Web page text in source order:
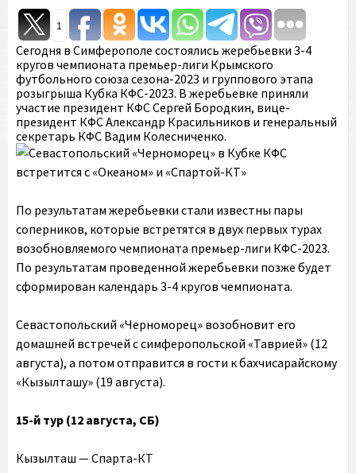
1
Сегодня в Симферополе состоялись жеребьевки 3-4
кругов чемпионата премьер-лиги Крымского
футбольного союза сезона-2023 и группового этапа
розыгрыша Кубка КФС-2023. В жеребьевке приняли
участие президент КФС Сергей Бородкин, вице-
президент КФС Александр Красильников и генеральный
секретарь КФС Вадим Колесниченко.
По результатам жеребьевки стали известны пары
соперников, которые встретятся в двух первых турах
возобновляемого чемпионата премьер-лиги КФС-2023.
По результатам проведенной жеребьевки позже будет
сформирован календарь 3-4 кругов чемпионата.
Севастопольский «Черноморец» возобновит его
домашней встречей с симферопольской «Таврией» (12
августа), а потом отправится в гости к бахчисарайскому
«Кызылташу» (19 августа).
15-й тур (12 августа, СБ)
Кызылташ — Спарта-КТ